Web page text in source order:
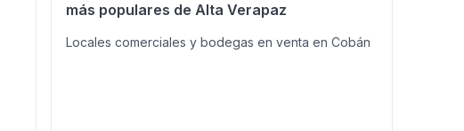
más populares de Alta Verapaz
Locales comerciales y bodegas en venta en Cobán